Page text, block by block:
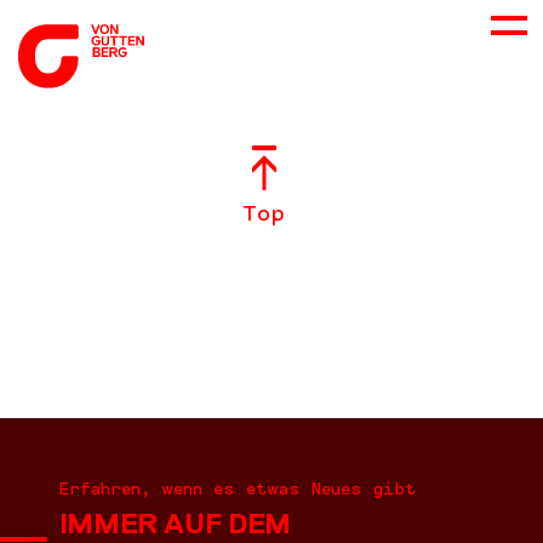
Top
Erfahren, wenn es etwas Neues gibt
IMMER AUF DEM